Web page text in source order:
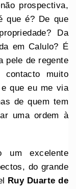
prospectiva,
que é? De que
Da
em Calulo? É
pele de regente
muito
que eu me via
de quem tem
uma ordem à
um excelente
do grande
Ruy Duarte de